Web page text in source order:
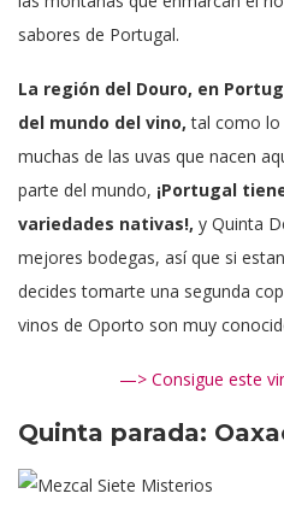
sabores de Portugal.
La región del Douro, en
del mundo del vino, tal como lo
muchas de las uvas que nacen
parte del mundo, ¡Portugal
variedades nativas!, y Quinta
mejores bodegas, así que si
decides tomarte una segunda
vinos de Oporto son muy
—> Consigue este
Quinta parada: